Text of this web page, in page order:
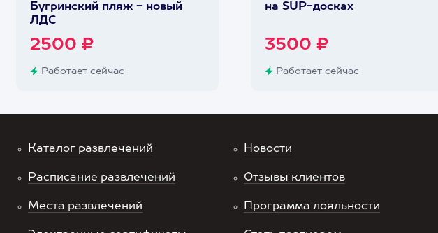
Бугринский пляж - новый
ЛДС
2500 ₽
Работает сейчас
на SUP-досках
3500 ₽
Работает сейчас
Каталог развлечений
Расписание развлечений
Места развлечений
Новости
Отзывы клиентов
Программа лояльности